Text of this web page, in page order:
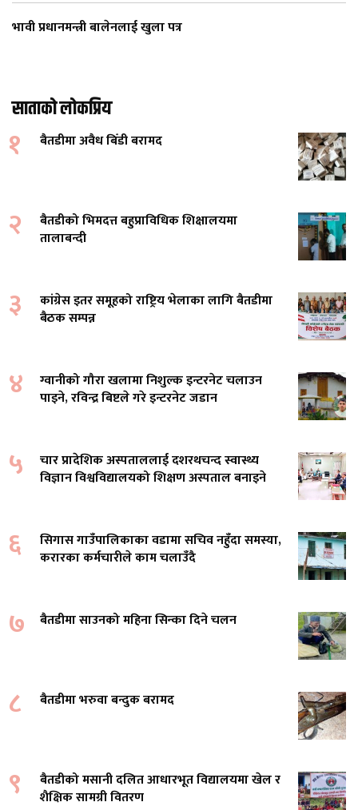
भावी प्रधानमन्त्री बालेनलाई खुला पत्र
साताको लोकप्रिय
१ बैतडीमा अवैध बिँडी बरामद
२
बैतडीको भिमदत्त बहुप्राविधिक शिक्षालयमा
तालाबन्दी
३
कांग्रेस इतर समूहको राष्ट्रिय भेलाका लागि बैतडीमा
बैठक सम्पन्न
४
ग्वानीको गौरा खलामा निशुल्क इन्टरनेट चलाउन
पाइने, रविन्द्र बिष्टले गरे इन्टरनेट जडान
५
चार प्रादेशिक अस्पताललाई दशरथचन्द स्वास्थ्य
विज्ञान विश्वविद्यालयको शिक्षण अस्पताल बनाइने
६
सिगास गाउँपालिकाका वडामा सचिव नहुँदा समस्या,
करारका कर्मचारीले काम चलाउँदै
७ बैतडीमा साउनको महिना सिन्का दिने चलन
८ बैतडीमा भरुवा बन्दुक बरामद
९
बैतडीको मसानी दलित आधारभूत विद्यालयमा खेल र
शैक्षिक सामग्री वितरण